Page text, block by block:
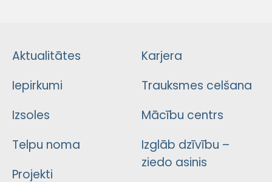
Aktualitātes
Iepirkumi
Izsoles
Telpu noma
Projekti
Karjera
Trauksmes celšana
Mācību centrs
Izglāb dzīvību –
ziedo asinis